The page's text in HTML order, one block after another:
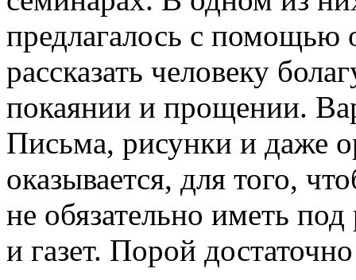
предлагалось с помощью
рассказать человеку
покаянии и прощении.
Письма, рисунки и даже
оказывается, для того,
не обязательно иметь
и газет. Порой